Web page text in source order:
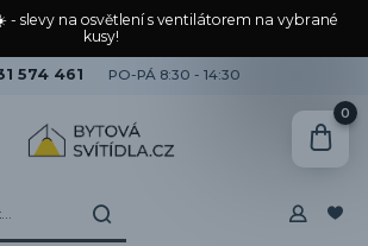
- slevy na osvětlení s ventilátorem na vybrané
kusy!
574 461 PO-PÁ 8:30 - 14:30
0